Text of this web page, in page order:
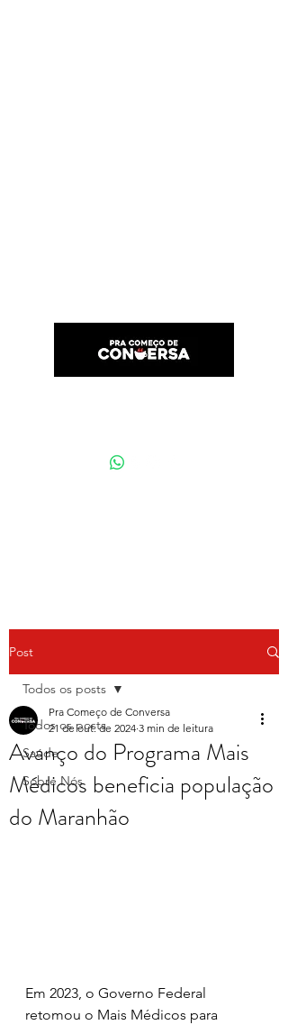
Post
Todos os posts
Saúde
Sobre Nós
Todos os posts
Avanço do Programa Mais
Médicos beneficia população
do Maranhão
Pra Começo de Conversa
21 de out. de 2024 3 min de leitura
Em 2023, o Governo Federal
retomou o Mais Médicos para